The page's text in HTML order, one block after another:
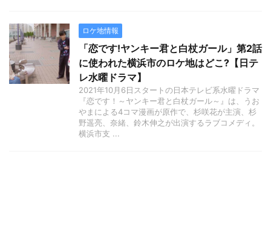
ロケ地情報
「恋です!ヤンキー君と白杖ガール」第2話
に使われた横浜市のロケ地はどこ?【日テ
レ水曜ドラマ】
2021年10月6日スタートの日本テレビ系水曜ドラマ
『恋です！～ヤンキー君と白杖ガール～』は、うお
やまによる4コマ漫画が原作で、杉咲花が主演、杉
野遥亮、奈緒、鈴木伸之が出演するラブコメディ。
横浜市支 ...